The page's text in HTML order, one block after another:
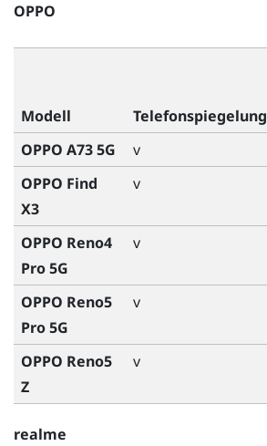
OPPO
Modell Telefonspiegelung
OPPO A73 5G
v
OPPO Find
X3
v
OPPO Reno4
Pro 5G
v
OPPO Reno5
Pro 5G
v
OPPO Reno5
Z
v
realme